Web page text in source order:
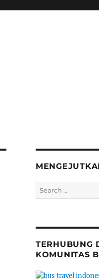
Search
for:
TERHUBUNG
KOMUNITAS